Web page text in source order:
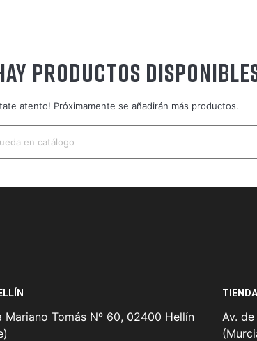
PRODUCTOS
atento! Próximamente se añadirán más productos.
Mariano Tomás Nº 60, 02400 Hellín
Av.